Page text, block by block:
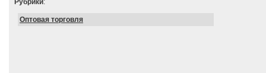
Рубрики:
Оптовая торговля